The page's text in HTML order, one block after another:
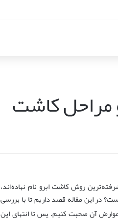
مراحل کاشت
روش کاشت ابرو نام نهاده‌اند،
در این مقاله قصد داریم تا با بررسی
آن صحبت کنیم. پس تا انتهای این